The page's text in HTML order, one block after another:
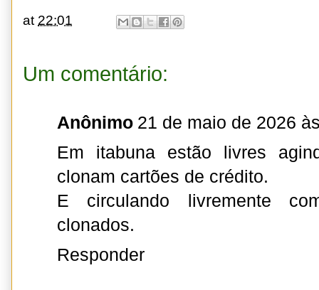
at 22:01
Um comentário:
Anônimo 21 de maio de 2026
Em itabuna estão livres
clonam cartões de crédito.
E circulando livremente
clonados.
Responder